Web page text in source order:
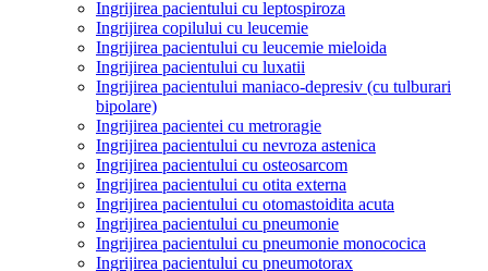
Ingrijirea pacientului cu leptospiroza
Ingrijirea copilului cu leucemie
Ingrijirea pacientului cu leucemie mieloida
Ingrijirea pacientului cu luxatii
Ingrijirea pacientului maniaco-depresiv (cu tulburari
bipolare)
Ingrijirea pacientei cu metroragie
Ingrijirea pacientului cu nevroza astenica
Ingrijirea pacientului cu osteosarcom
Ingrijirea pacientului cu otita externa
Ingrijirea pacientului cu otomastoidita acuta
Ingrijirea pacientului cu pneumonie
Ingrijirea pacientului cu pneumonie monococica
Ingrijirea pacientului cu pneumotorax